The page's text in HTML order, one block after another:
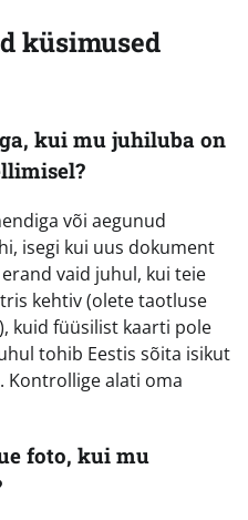
küsimused
kui mu juhiluba on
või aegunud
isegi kui uus dokument
vaid juhul, kui teie
kehtiv (olete taotluse
kuid füüsilist kaarti pole
tohib Eestis sõita isikut
Kontrollige alati oma
foto, kui mu